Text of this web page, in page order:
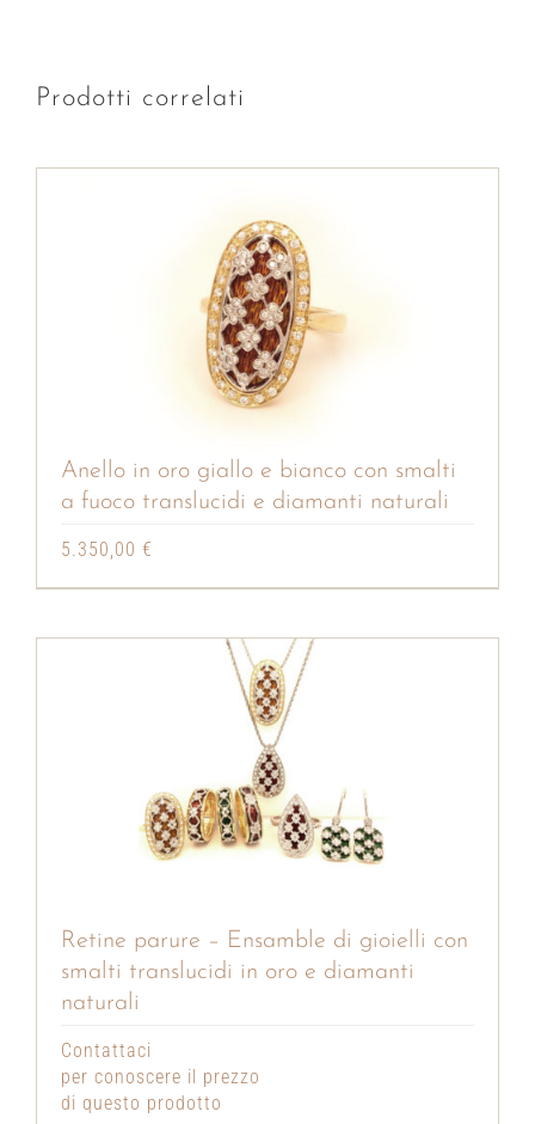
Prodotti correlati
Anello in oro giallo e bianco con smalti
a fuoco translucidi e diamanti naturali
5.350,00 €
Retine parure – Ensamble di gioielli con
smalti translucidi in oro e diamanti
naturali
Contattaci
per conoscere il prezzo
di questo prodotto